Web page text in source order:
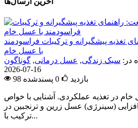
تغذیه پیشگیرانه و ترکیبات فراسودمند
با عسل خام
در: سبک زندگی, عسل درمانی, گوناگون
2026-07-16
98 بازدید
0 پسندشده
در تغذیه عملکردی. آشنایی با خواص
(سینرژی) عسل زرین و ترنجبین در
ترکیب با...